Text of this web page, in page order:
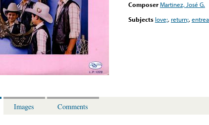
ComposerMartinez, José G.
Subjects love;, return;,
Images Comments